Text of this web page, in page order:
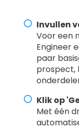
Invullen
Voor een
Engineer
paar
prospect,
Klik op
Met één